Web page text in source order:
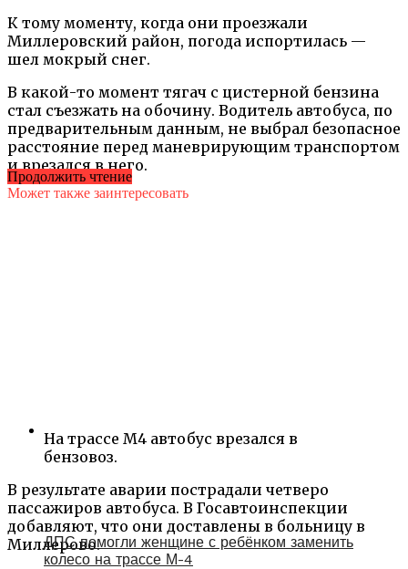
К тому моменту, когда они проезжали
Миллеровский район, погода испортилась —
шел мокрый снег.
В какой-то момент тягач с цистерной бензина
стал съезжать на обочину. Водитель автобуса, по
предварительным данным, не выбрал безопасное
расстояние перед маневрирующим транспортом
и врезался в него.
На трассе М4 автобус врезался в
бензовоз.
В результате аварии пострадали четверо
пассажиров автобуса. В Госавтоинспекции
добавляют, что они доставлены в больницу в
Миллерово.
Продолжить чтение
Может также заинтересовать
ДПС помогли женщине с ребёнком заменить
колесо на трассе М-4